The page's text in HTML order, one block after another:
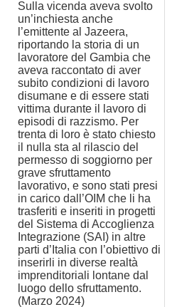
Sulla vicenda aveva svolto
un’inchiesta anche
l’emittente al Jazeera,
riportando la storia di un
lavoratore del Gambia che
aveva raccontato di aver
subito condizioni di lavoro
disumane e di essere stati
vittima durante il lavoro di
episodi di razzismo. Per
trenta di loro è stato chiesto
il nulla sta al rilascio del
permesso di soggiorno per
grave sfruttamento
lavorativo, e sono stati presi
in carico dall’OIM che li ha
trasferiti e inseriti in progetti
del Sistema di Accoglienza
Integrazione (SAI) in altre
parti d’Italia con l’obiettivo di
inserirli in diverse realtà
imprenditoriali lontane dal
luogo dello sfruttamento.
(Marzo 2024)